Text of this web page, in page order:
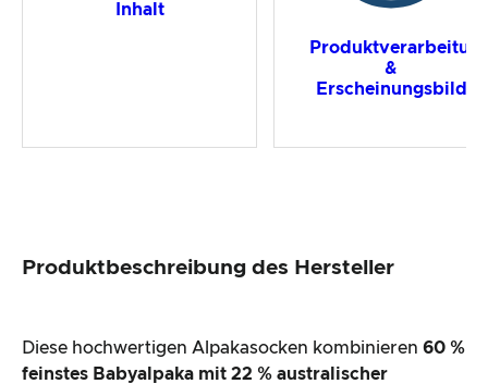
Inhalt
&
Erscheinungsbild
Produktbeschreibung des Hersteller
Diese hochwertigen Alpakasocken kombinieren 60 %
feinstes Babyalpaka mit 22 % australischer